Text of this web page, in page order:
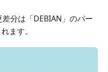
分は「DEBIAN」のパー
ます。